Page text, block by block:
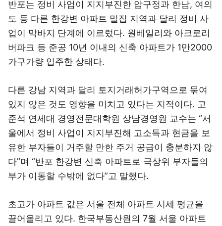
반포는 정비 사업이 지지부진한 압구정과 한남, 여의
도 등 다른 한강변 아파트 밀집 지역과 달리 정비 사
업이 막바지 단계에 이르렀다. 원베일리와 아크로리
버파크 등 준공 10년 이내의 신축 아파트가 1만2000
가구가량 입주한 상태다.
다른 강남 지역과 달리 토지거래허가구역으로 묶여
있지 않은 것도 영향을 미치고 있다는 지적이다. 고
준석 연세대 경영전문대학원 상남경영원 교수는 “서
울에서 정비 사업이 지지부진해 고소득과 현금을 보
유한 부자들이 거주할 만한 주거 공급이 충분하지 않
다”며 “반포 한강변 신축 아파트로 극상위 부자들의
부가 이동할 수밖에 없다”고 말했다.
초고가 아파트 값은 서울 전체 아파트 시세 평균을
끌어올리고 있다. 한국부동산원의 7월 서울 아파트